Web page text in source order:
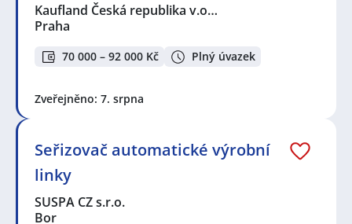
Kaufland Česká republika v.o…
Praha
70 000 – 92 000 Kč Plný úvazek
Zveřejněno: 7. srpna
Seřizovač automatické výrobní
linky
SUSPA CZ s.r.o.
Bor